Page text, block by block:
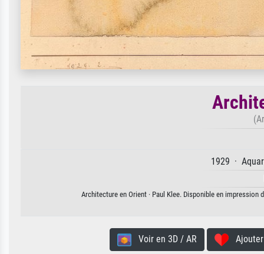
1929 ·
Architecture en Orient · Paul Klee. Disponible en
Voir en 3D / AR